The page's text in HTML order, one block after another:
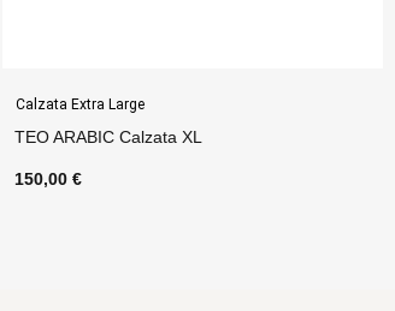
Calzata Extra Large
TEO ARABIC Calzata XL
150,00 €